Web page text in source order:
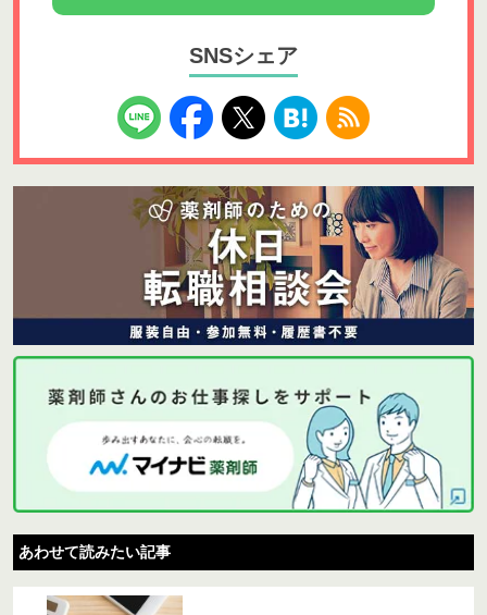
SNSシェア
あわせて読みたい記事